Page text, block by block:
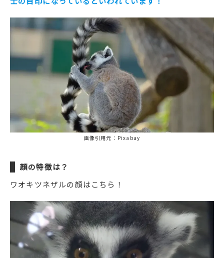
画像引用元：Pixabay
顔の特徴は？
ワオキツネザルの顔はこちら！